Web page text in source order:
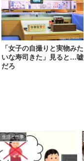
「女子の自撮りと実物みた
いな寿司きた」見ると…嘘
だろ
生活と仕事